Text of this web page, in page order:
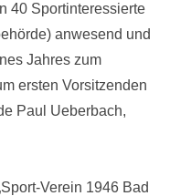
40 Sportinteressierte
anwesend und
Jahres zum
ersten Vorsitzenden
Paul Ueberbach,
Verein 1946 Bad